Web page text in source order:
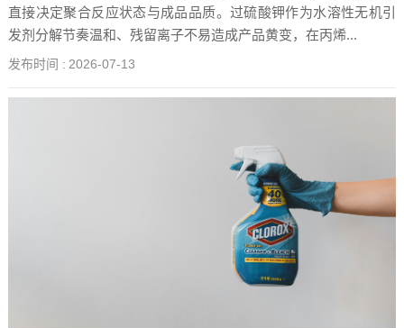
直接决定聚合反应状态与成品品质。过硫酸钾作为水溶性无机引
发剂分解节奏温和、残留离子不易造成产品黄变，在丙烯...
发布时间 : 2026-07-13